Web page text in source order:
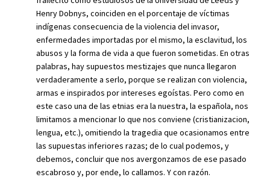
Henry Dobnys, coinciden en el porcentaje de víctimas
indígenas consecuencia de la violencia del invasor,
enfermedades importadas por el mismo, la esclavitud, los
abusos y la forma de vida a que fueron sometidas. En otras
palabras, hay supuestos mestizajes que nunca llegaron
verdaderamente a serlo, porque se realizan con violencia,
armas e inspirados por intereses egoístas. Pero como en
este caso una de las etnias era la nuestra, la española, nos
limitamos a mencionar lo que nos conviene (cristianizacion,
lengua, etc.), omitiendo la tragedia que ocasionamos entre
las supuestas inferiores razas; de lo cual podemos, y
debemos, concluir que nos avergonzamos de ese pasado
escabroso y, por ende, lo callamos. Y con razón.